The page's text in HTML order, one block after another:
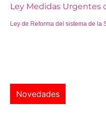
Ley Medidas Urgentes
Ley de Reforma del sistema de la
Novedades